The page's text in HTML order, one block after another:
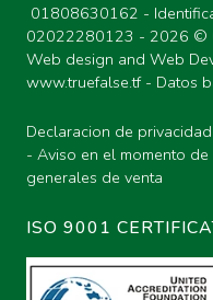
01808630162 -
02022280123 - 2026 ©
Web design and Web
www.truefalse.tf- Datos
Declaracion de privacidad
- Aviso en el momento
generales de venta
ISO 9001